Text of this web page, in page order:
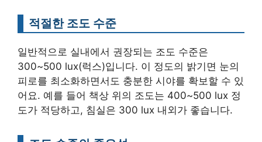
적절한 조도 수준
일반적으로 실내에서 권장되는 조도 수준은
300~500 lux(럭스)입니다. 이 정도의 밝기면 눈의
피로를 최소화하면서도 충분한 시야를 확보할 수 있
어요. 예를 들어 책상 위의 조도는 400~500 lux 정
도가 적당하고, 침실은 300 lux 내외가 좋습니다.